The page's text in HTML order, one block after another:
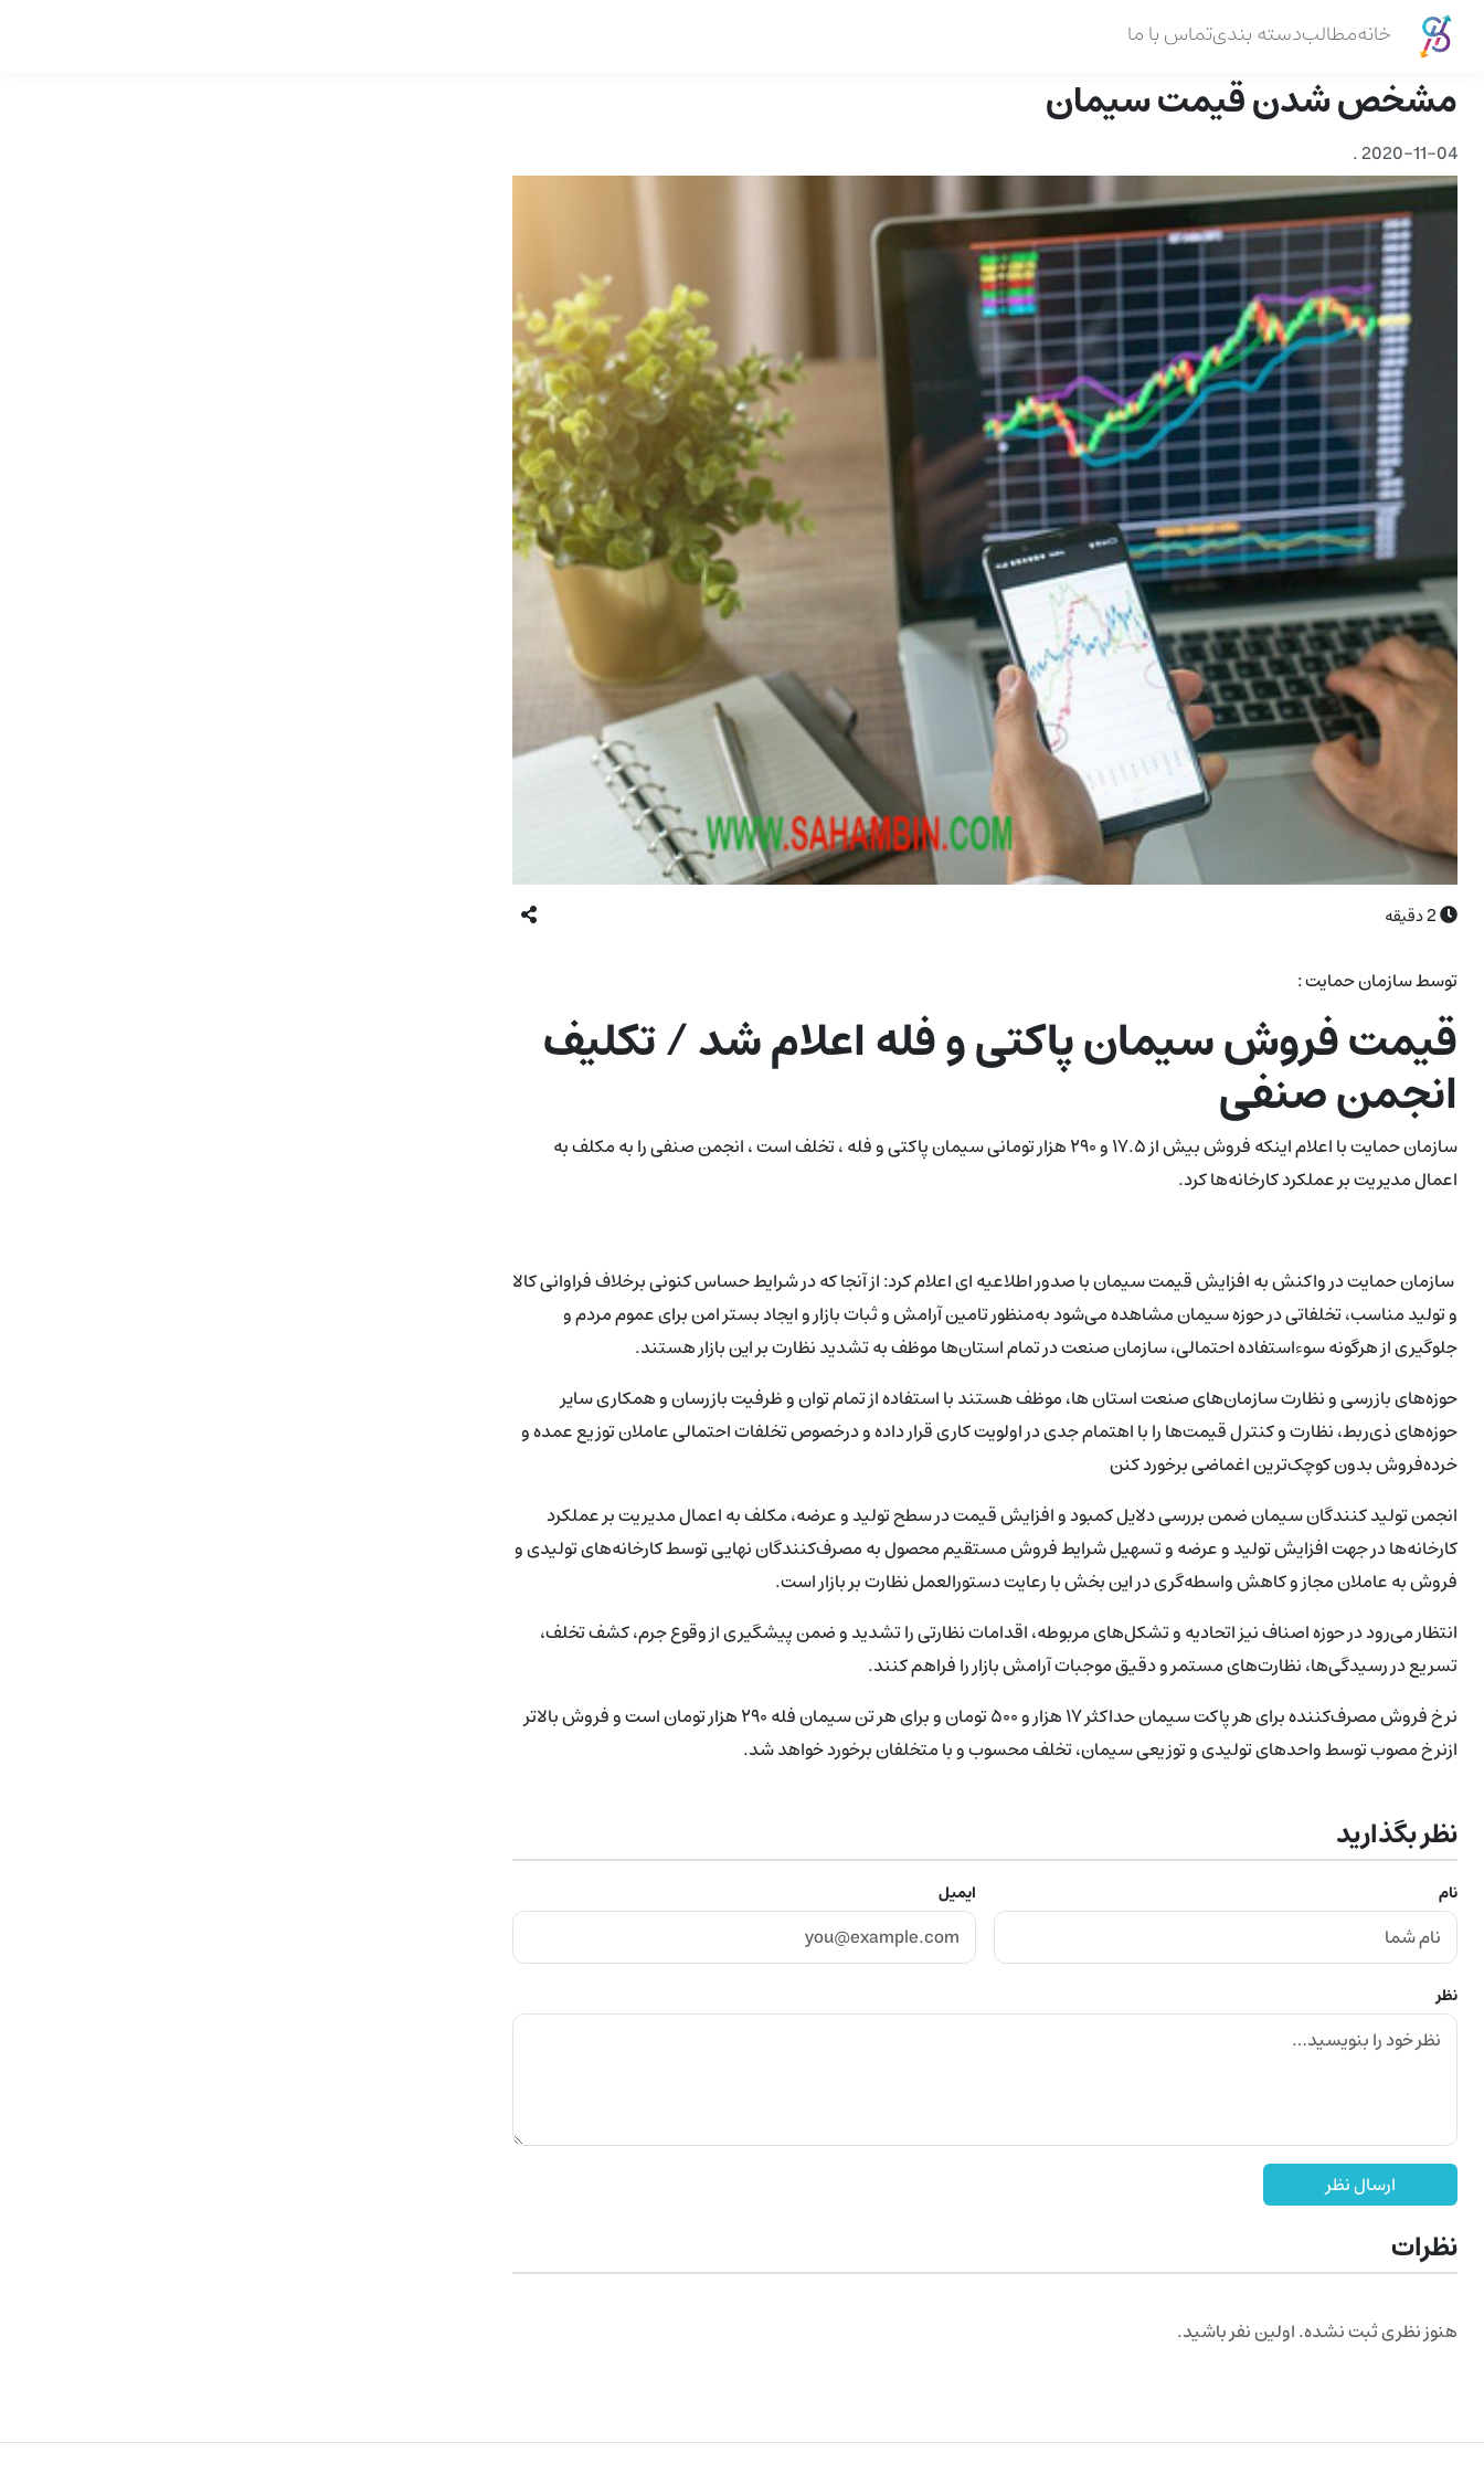
خانهمطالبدسته بندیتماس با ما
مشخص شدن قیمت سیمان
2020-11-04
.
2دقیقه
توسط سازمان حمایت :
قیمت فروش سیمان پاکتی و فله اعلام شد / تکلیف
انجمن صنفی
سازمان حمایت با اعلام اینکه فروش بیش از ۱۷.۵ و ۲۹۰ هزار تومانی سیمان پاکتی و فله ، تخلف است ، انجمن صنفی را به مکلف به
اعمال مدیریت بر عملکرد کارخانه‌ها کرد.
سازمان حمایت در واکنش به افزایش قیمت سیمان با صدور اطلاعیه ای اعلام کرد: از آنجا که در شرایط حساس کنونی برخلاف فراوانی کالا
و تولید مناسب، تخلفاتی در حوزه سیمان مشاهده می‌شود به‌منظور تا‌مین آرامش و ثبات بازار و ایجاد بستر امن برای عموم مردم و
جلوگیری از هرگونه سوءاستفاده احتمالی، سازمان صنعت در تمام استا‌ن‌ها موظف به تشدید نظارت بر این بازار هستند.
حوزه‌های بازرسی و نظارت سازمان‌های صنعت استا‌ن ها، موظف هستند با استفاده از تمام توان و ظرفیت بازرسان و همکاری سایر
حوزه‌های ذی‌ربط، نظارت و کنترل قیمت‌ها را با اهتمام جدی در اولویت کاری قرار داده و درخصوص تخلفات احتمالی عاملان توزیع عمده و
خرده‌فروش بدون کوچک‌ترین اغماضی برخورد کنن
انجمن‌ تولید کنندگان سیمان ضمن بررسی دلایل کمبود و افزایش قیمت در سطح تولید و عرضه، مکلف به اعمال مدیریت بر عملکرد
کارخانه‌ها در جهت افزایش تولید و عرضه و تسهیل شرایط فروش مستقیم محصول به مصرف‌کنندگان نهایی توسط کارخانه‌های تولیدی و
فروش به عاملان مجاز و کاهش واسطه‌گری در این بخش با رعایت دستورالعمل نظارت بر بازار است.
انتظار می‌رود در حوزه اصناف نیز اتحادیه و تشکل‌های مربوطه، اقدامات نظارتی را تشدید و ضمن پیشگیری از وقوع جرم، کشف تخلف،
تسریع در رسیدگی‌ها، نظارت‌های مستمر و دقیق موجبات آرامش بازار را فراهم کنند.
نرخ فروش مصرف‌کننده برای هر پاکت سیمان حداکثر ۱۷ هزار و ۵۰۰ تومان و برای هر تن سیمان فله ۲۹۰ هزار تومان است و فروش بالاتر
ازنرخ مصوب توسط واحدهای تولیدی و توزیعی سیمان، تخلف محسوب و با متخلفان برخورد خواهد شد.
نظر بگذارید
نام ایمیل
نظر
ارسال نظر
نظرات
هنوز نظری ثبت نشده. اولین نفر باشید.